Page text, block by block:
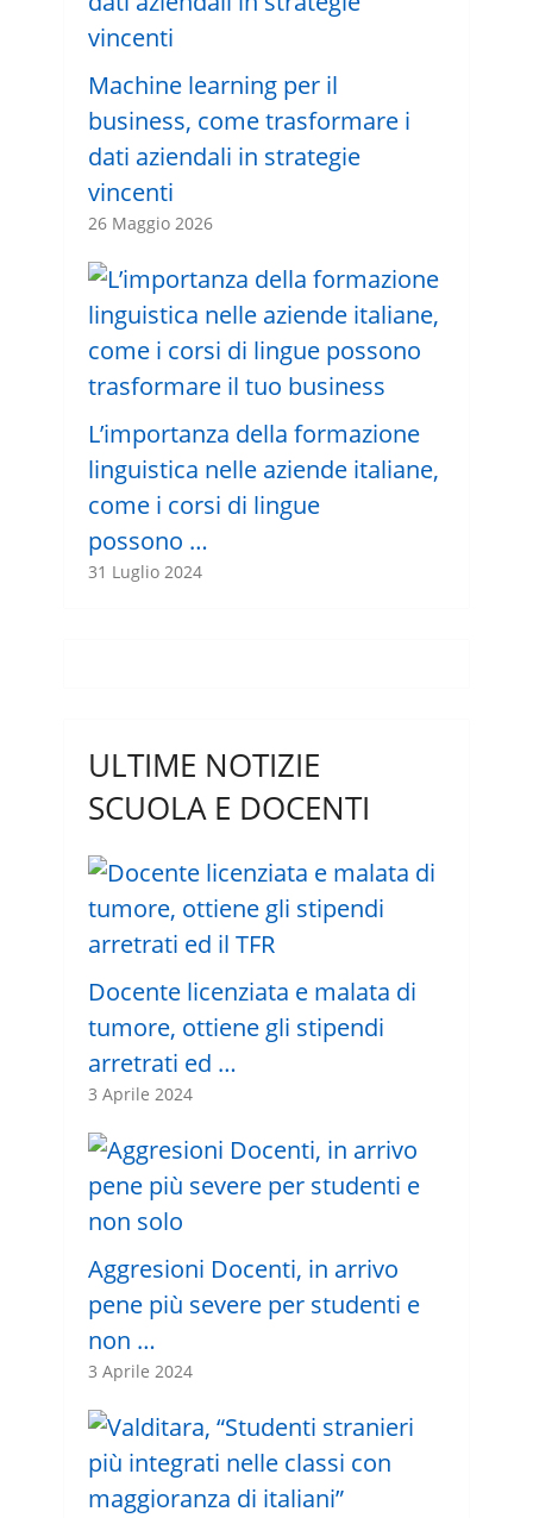
Machine learning per il
business, come trasformare i
dati aziendali in strategie
vincenti
26 Maggio 2026
L’importanza della formazione
linguistica nelle aziende italiane,
come i corsi di lingue
possono …
31 Luglio 2024
ULTIME NOTIZIE
SCUOLA E DOCENTI
Docente licenziata e malata di
tumore, ottiene gli stipendi
arretrati ed …
3 Aprile 2024
Aggresioni Docenti, in arrivo
pene più severe per studenti e
non …
3 Aprile 2024